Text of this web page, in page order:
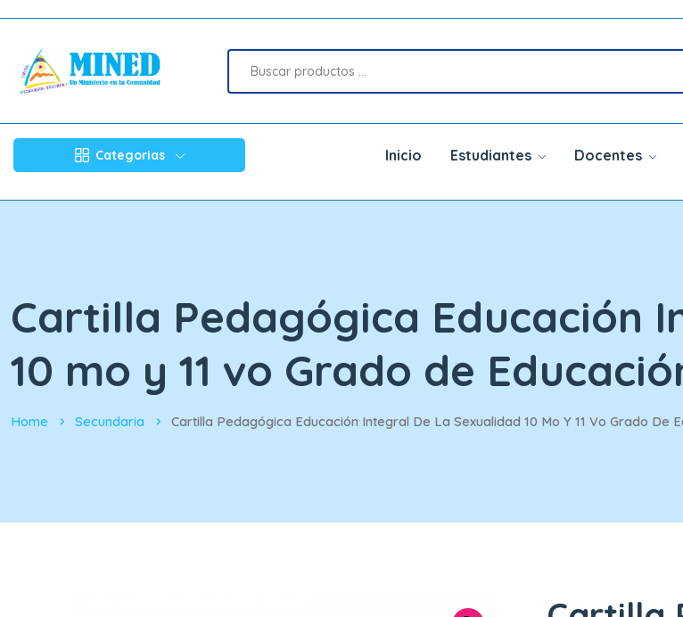
Categorias Inicio Estudiantes Docentes
Cartilla Pedagógica Educación
10 mo y 11 vo Grado de
Home Secundaria Cartilla Pedagógica Educación Integral De La Sexualidad 10 Mo Y 11 Vo Grado De